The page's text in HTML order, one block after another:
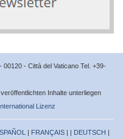
- Città del Vaticano Tel. +39-
Inhalte unterliegen
Lizenz
| FRANÇAIS | | DEUTSCH |